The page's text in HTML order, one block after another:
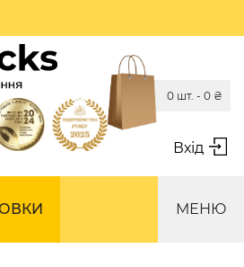
Вхід
0 шт. - 0 ₴
МЕНЮ